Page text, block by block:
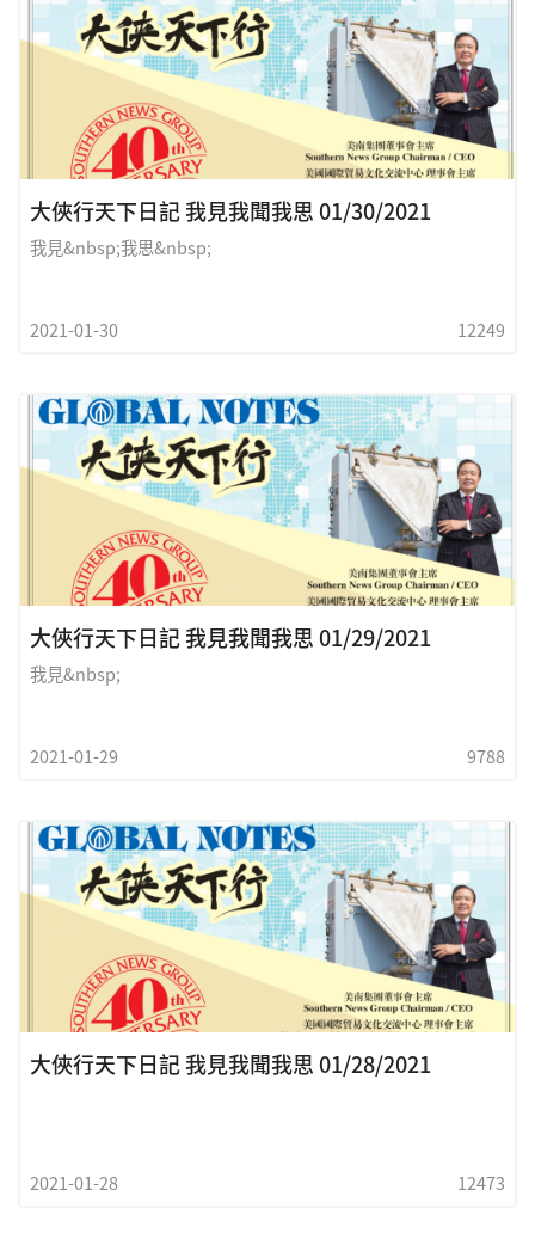
大俠行天下日記 我見我聞我思 01/30/2021
我見&nbsp;我思&nbsp;
2021-01-30 12249
大俠行天下日記 我見我聞我思 01/29/2021
我見&nbsp;
2021-01-29 9788
大俠行天下日記 我見我聞我思 01/28/2021
2021-01-28 12473